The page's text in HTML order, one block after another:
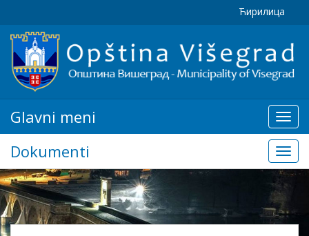
Ћирилица
Glavni
meni
Glavni meni
Dokumenti